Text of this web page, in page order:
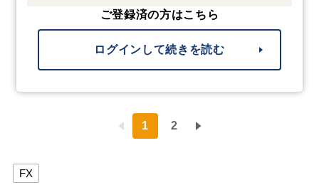
ご登録済の方はこちら
ログインして続きを読む
1 2
FX